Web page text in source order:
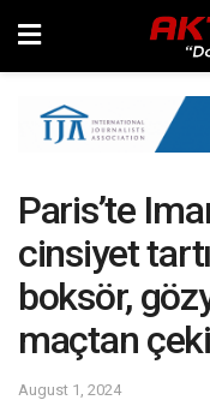
Paris’te
cinsiyet
boksör,
maçtan
August 1, 2024